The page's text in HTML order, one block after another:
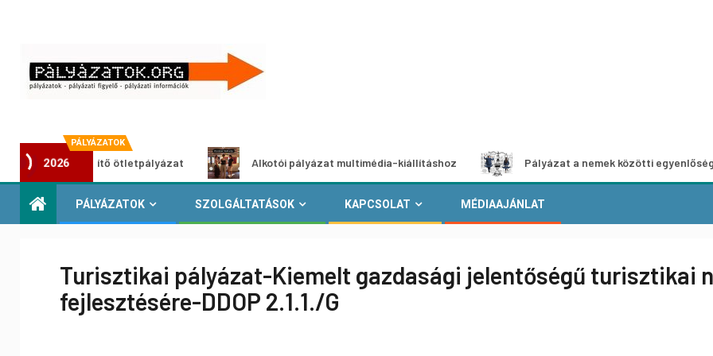
PÁLYÁZATOK
2026ötletpályázat Alkotói pályázat multimédia-kiállításhoz Pályázat a nemek közötti egyenlőség európai
PÁLYÁZATOK SZOLGÁLTATÁSOK KAPCSOLAT MÉDIAAJÁNLAT
Turisztikai pályázat-Kiemelt gazdasági jelentőségű turisztikai
fejlesztésére-DDOP 2.1.1./G